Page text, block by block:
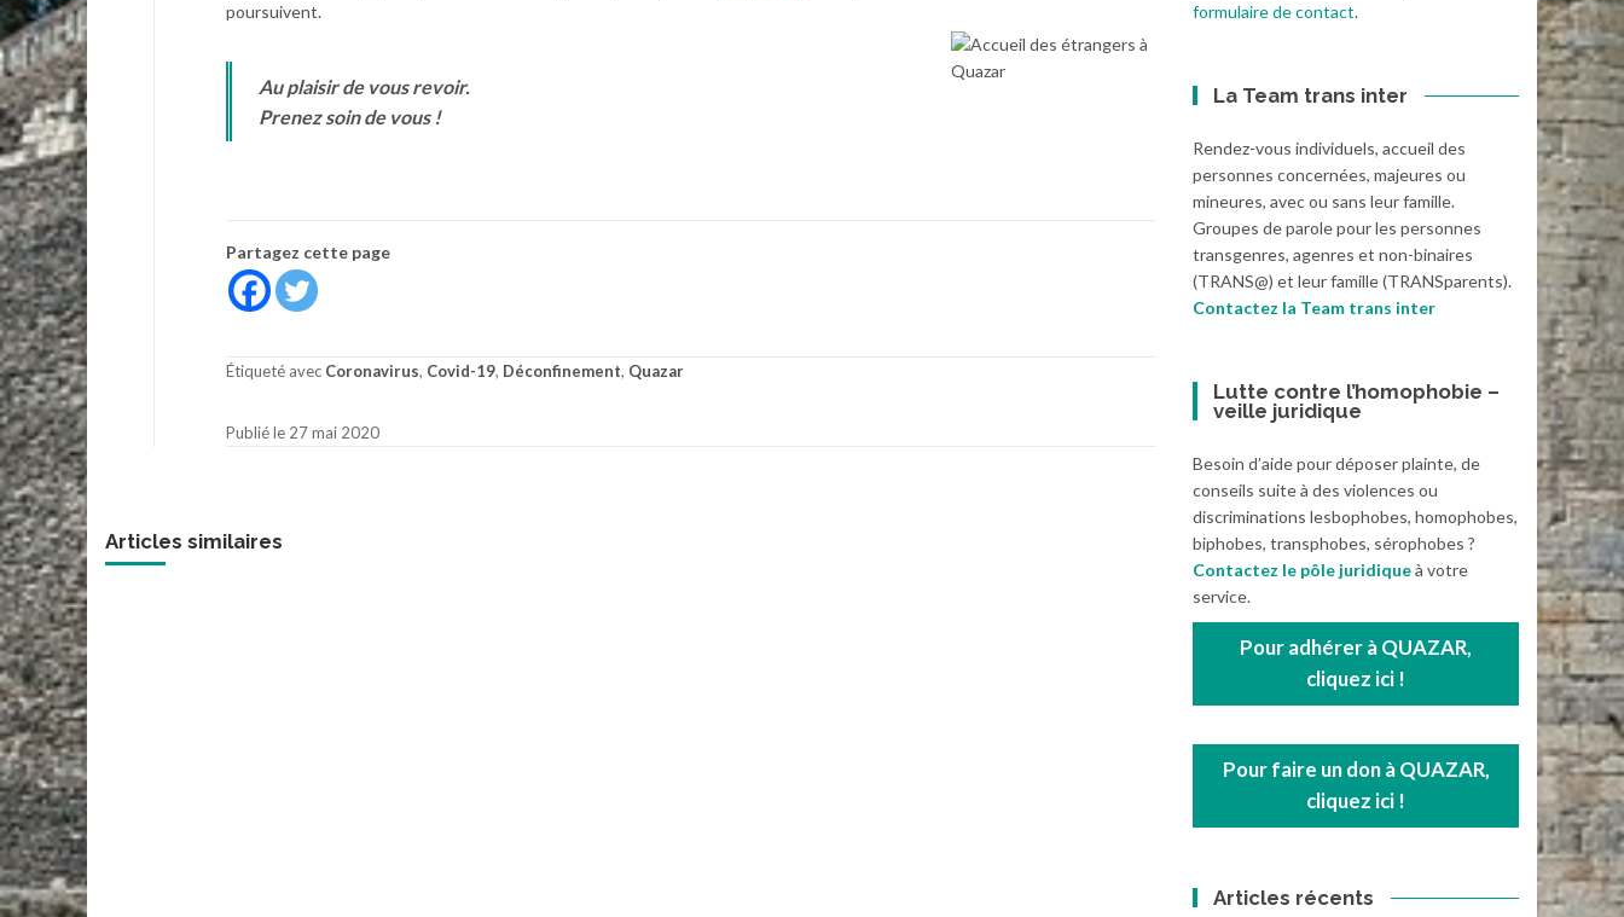
poursuivent.
Au plaisir de vous revoir.
Prenez soin de vous !
Partagez cette page
Étiqueté avec Coronavirus, Covid-19, Déconfinement, Quazar
Publié le 27 mai 2020
Articles similaires
formulaire de contact.
La Team trans inter
Rendez-vous individuels, accueil des
personnes concernées, majeures ou
mineures, avec ou sans leur famille.
Groupes de parole pour les personnes
transgenres, agenres et non-binaires
(TRANS@) et leur famille (TRANSparents).
Contactez la Team trans inter
Lutte contre l’homophobie –
veille juridique
Besoin d’aide pour déposer plainte, de
conseils suite à des violences ou
discriminations lesbophobes, homophobes,
biphobes, transphobes, sérophobes ?
Contactez le pôle juridiqueà votre
service.
Pour adhérer à QUAZAR,
cliquez ici !
Pour faire un don à QUAZAR,
cliquez ici !
Articles récents